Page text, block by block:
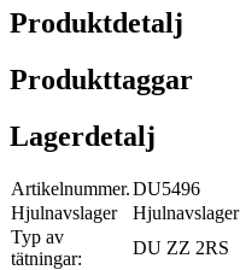
Produktdetalj
Produkttaggar
Lagerdetalj
Artikelnummer.DU5496
Hjulnavslager
Hjulnavslager
Typ av
tätningar:
DU ZZ 2RS